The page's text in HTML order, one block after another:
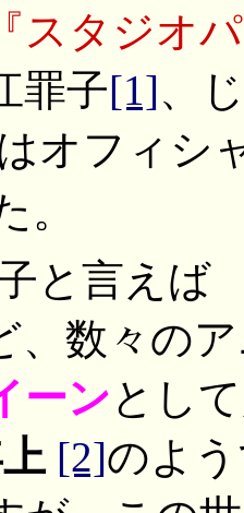
スタジオ
罪子[1]、
オフィシ
。
と言えば
、数々の
ーンとし
[2]のよ